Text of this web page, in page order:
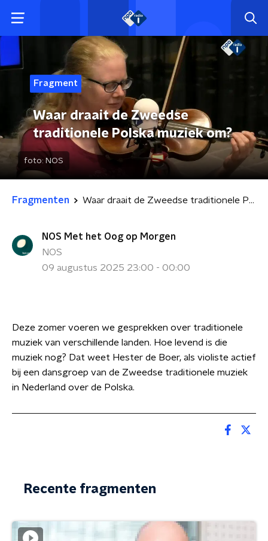
Fragment
Waar draait de Zweedse
traditionele Polska muziek om?
foto: NOS
Fragmenten Waar draait de Zweedse traditionele Polska muziek om?
NOS Met het Oog op Morgen
NOS
09 augustus 2025 23:00 - 00:00
Deze zomer voeren we gesprekken over traditionele
muziek van verschillende landen. Hoe levend is die
muziek nog? Dat weet Hester de Boer, als violiste actief
bij een dansgroep van de Zweedse traditionele muziek
in Nederland over de Polska.
Recente fragmenten